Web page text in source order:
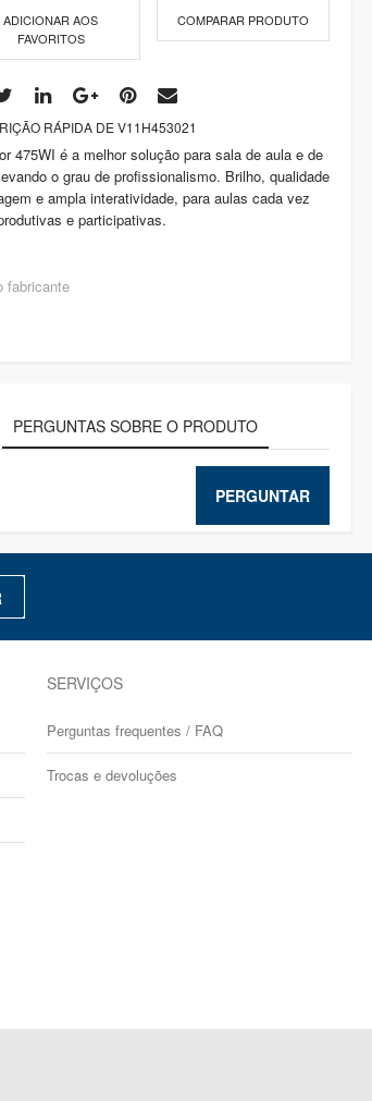
ADICIONAR AOS
FAVORITOS
COMPARAR PRODUTO
RÁPIDA DE V11H453021
475WI é a melhor solução para sala de aula e de
o grau de profissionalismo. Brilho, qualidade
e ampla interatividade, para aulas cada vez
e participativas.
fabricante
PERGUNTAS SOBRE O PRODUTO
PERGUNTAR
SERVIÇOS
Perguntas frequentes / FAQ
Trocas e devoluções